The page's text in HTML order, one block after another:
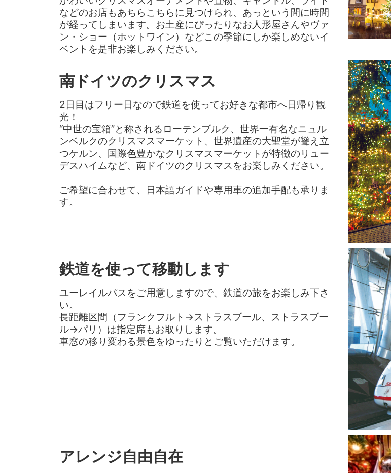
などのお店もあちらこちらに見つけられ、あっという間に時間
が経ってしまいます。お土産にぴったりなお人形屋さんやヴァ
ン・ショー（ホットワイン）などこの季節にしか楽しめないイ
ベントを是非お楽しみください。
南ドイツのクリスマス
2日目はフリー日なので鉄道を使ってお好きな都市へ日帰り観
光！
“中世の宝箱”と称されるローテンブルク、世界一有名なニュル
ンベルクのクリスマスマーケット、世界遺産の大聖堂が聳え立
つケルン、国際色豊かなクリスマスマーケットが特徴のリュー
デスハイムなど、南ドイツのクリスマスをお楽しみください。
ご希望に合わせて、日本語ガイドや専用車の追加手配も承りま
す。
鉄道を使って移動します
ユーレイルパスをご用意しますので、鉄道の旅をお楽しみ下さ
い。
長距離区間（フランクフルト→ストラスブール、ストラスブー
ル→パリ）は指定席もお取りします。
車窓の移り変わる景色をゆったりとご覧いただけます。
アレンジ自由自在